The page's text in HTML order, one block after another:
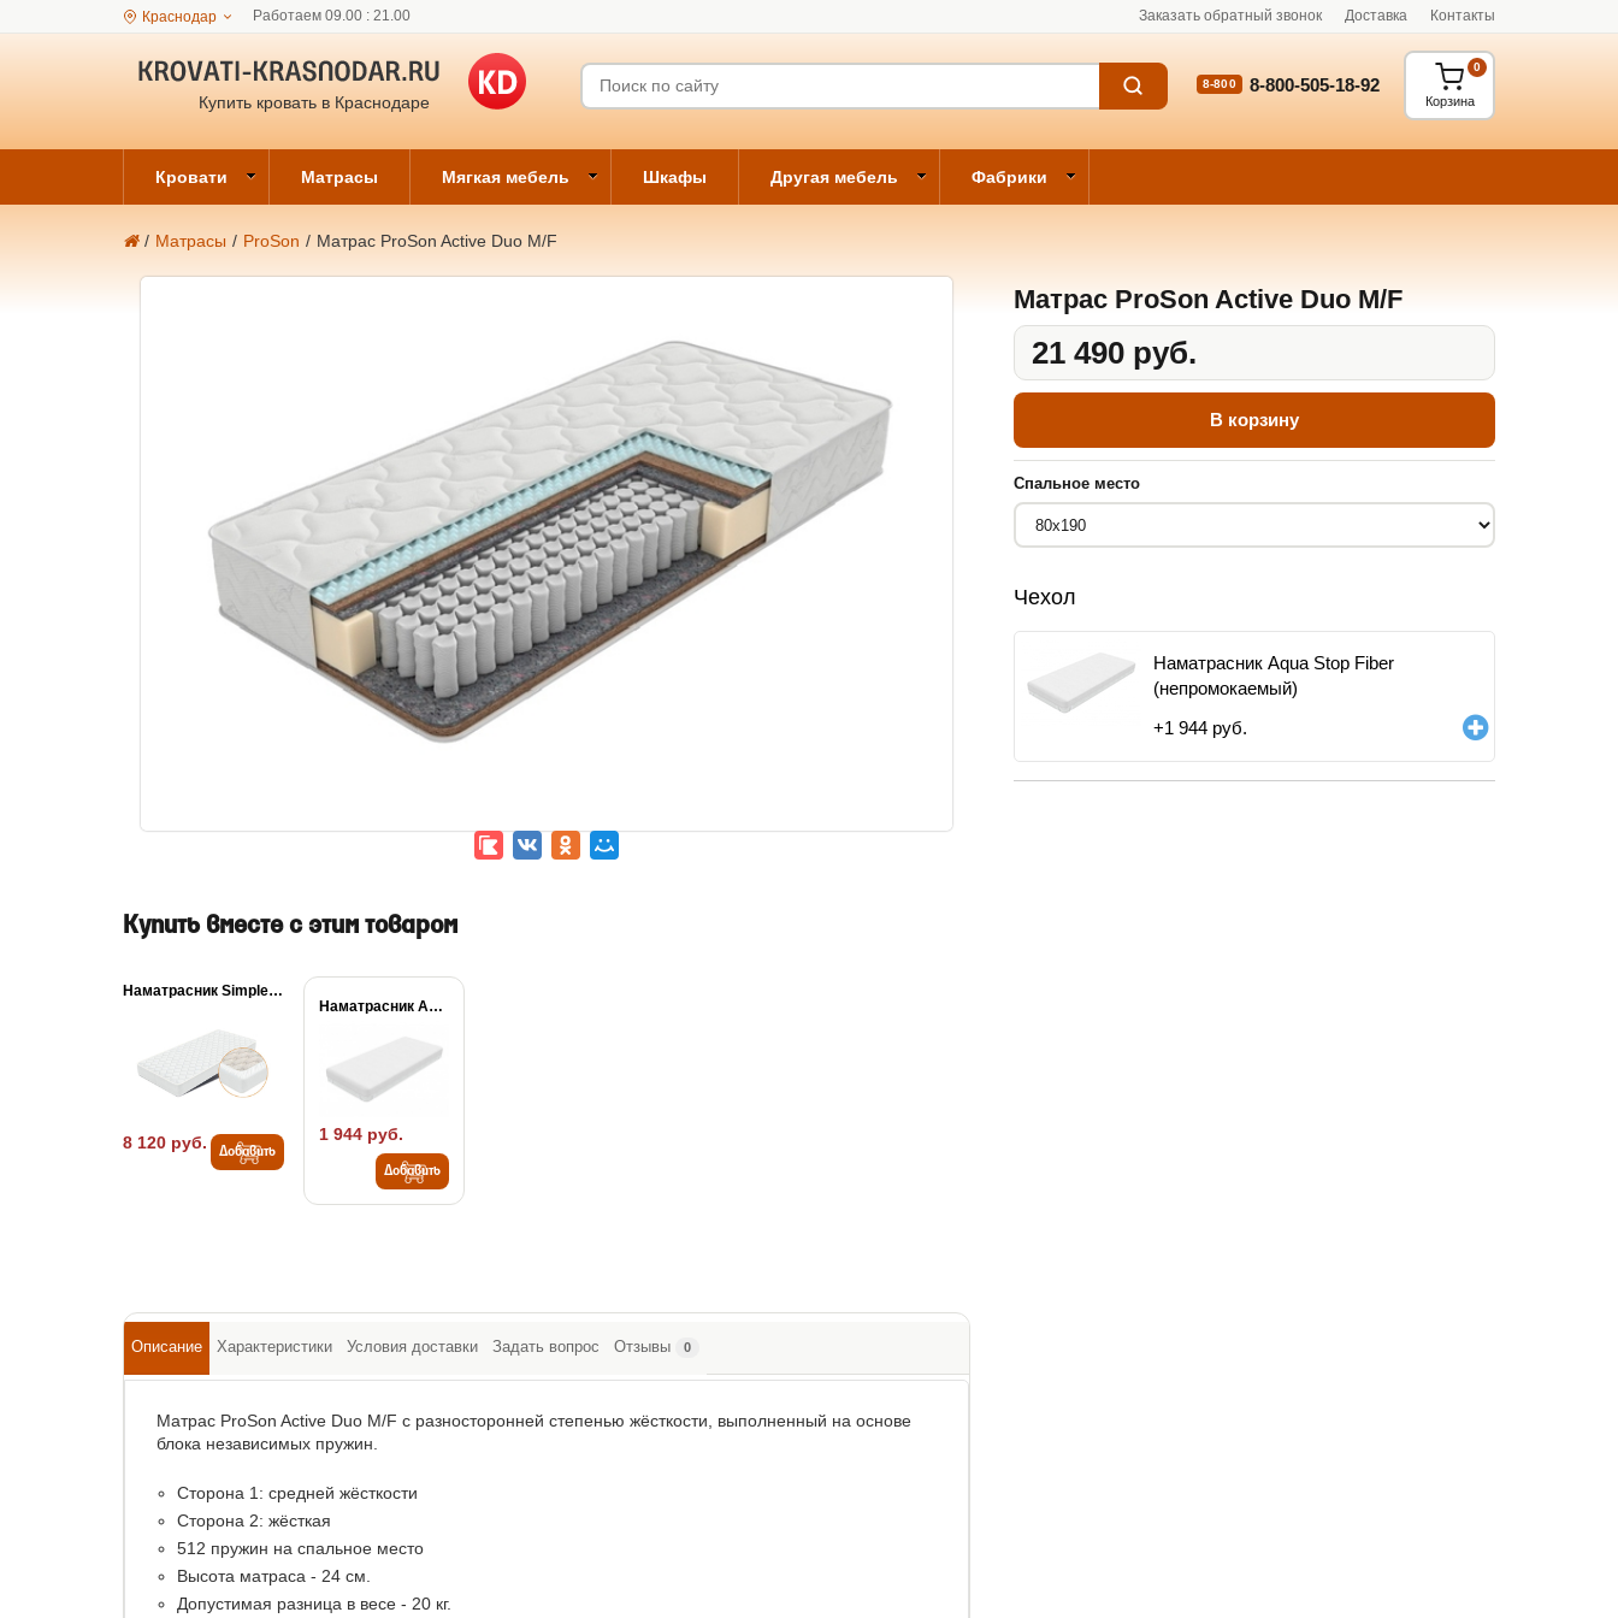
Краснодар Работаем 09.00 : 21.00 Заказать обратный звонок Доставка Контакты
Купить кровать в Краснодаре
8-800 8-800-505-18-92
Корзина
0
Кровати Матрасы Мягкая мебель Шкафы Другая мебель Фабрики
/ Матрасы / ProSon / Матрас ProSon Active Duo M/F
Матрас ProSon Active Duo M/F
21 490 руб.
В корзину
Спальное место
Чехол
Наматрасник Aqua Stop Fiber
(непромокаемый)
+1 944 руб.
Купить вместе с этим товаром
Наматрасник Simple Plus
8 120 руб. Добавить
Наматрасник Aqua Stop...
1 944 руб.
Добавить
Описание Характеристики Условия доставки Задать вопрос Отзывы 0
Матрас ProSon Active Duo M/F с разносторонней степенью жёсткости, выполненный на основе
блока независимых пружин.
Сторона 1: средней жёсткости
Сторона 2: жёсткая
512 пружин на спальное место
Высота матраса - 24 см.
Допустимая разница в весе - 20 кг.